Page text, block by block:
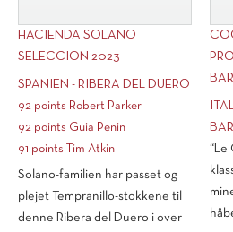
HACIENDA SOLANO
SELECCION 2023
SPANIEN - RIBERA DEL DUERO
92 points Robert Parker
92 points Guia Penin
91 points Tim Atkin
Solano-familien har passet og
plejet Tempranillo-stokkene til
denne Ribera del Duero i over
“Le